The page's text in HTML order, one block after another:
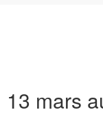
mars